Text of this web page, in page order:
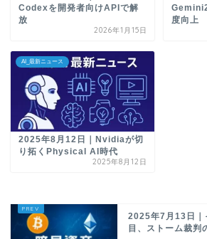
Codexを開発者向けAPIで解
放
2026年1月15日
度向上
AI_最新ニュース
2025年8月12日｜Nvidiaが切
り拓くPhysical AI時代
2025年8月12日
2025年7月13日｜
目、ストーム裁判